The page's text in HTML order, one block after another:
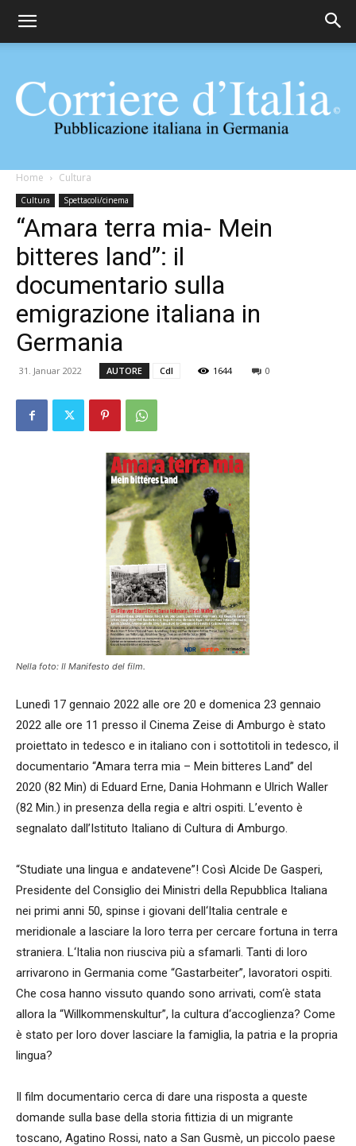
Corriere
d'Italia
Home Cultura
Cultura Spettacoli/cinema
“Amara terra mia- Mein
bitteres land”: il
documentario sulla
emigrazione italiana in
Germania
31. Januar 2022 AUTORE CdI 1644 0
Nella foto: Il Manifesto del film.
Lunedì 17 gennaio 2022 alle ore 20 e domenica 23 gennaio
2022 alle ore 11 presso il Cinema Zeise di Amburgo è stato
proiettato in tedesco e in italiano con i sottotitoli in tedesco, il
documentario “Amara terra mia – Mein bitteres Land” del
2020 (82 Min) di Eduard Erne, Dania Hohmann e Ulrich Waller
(82 Min.) in presenza della regia e altri ospiti. L’evento è
segnalato dall’Istituto Italiano di Cultura di Amburgo.
“Studiate una lingua e andatevene”! Così Alcide De Gasperi,
Presidente del Consiglio dei Ministri della Repubblica Italiana
nei primi anni 50, spinse i giovani dell‘Italia centrale e
meridionale a lasciare la loro terra per cercare fortuna in terra
straniera. L‘Italia non riusciva più a sfamarli. Tanti di loro
arrivarono in Germania come “Gastarbeiter”, lavoratori ospiti.
Che cosa hanno vissuto quando sono arrivati, com‘è stata
allora la “Willkommenskultur”, la cultura d‘accoglienza? Come
è stato per loro dover lasciare la famiglia, la patria e la propria
lingua?
Il film documentario cerca di dare una risposta a queste
domande sulla base della storia fittizia di un migrante
toscano, Agatino Rossi, nato a San Gusmè, un piccolo paese